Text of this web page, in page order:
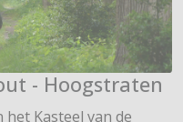
- Hoogstraten
Kasteel van de